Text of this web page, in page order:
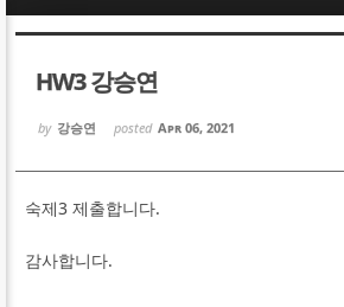
HW3 강승연
by 강승연 posted Apr 06, 2021
숙제3 제출합니다.
감사합니다.
Sketchbook5, 스케치북5
Sketchbook5, 스케치북5
Sketchbook5, 스케치북5
Sketchbook5, 스케치북5